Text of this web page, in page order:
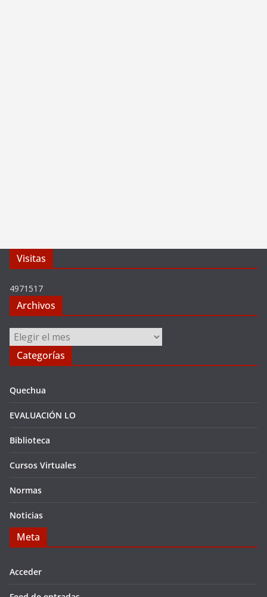
Visitas
4971517
Archivos
Archivos
Categorías
Quechua
EVALUACIÓN LO
Biblioteca
Cursos Virtuales
Normas
Noticias
Meta
Acceder